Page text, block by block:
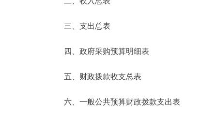
参与调查
走进北京
北京概况
绿色北京
三、支出总表
四、政府采购预算明细表
五、财政拨款收支总表
六、一般公共预算财政拨款支出表